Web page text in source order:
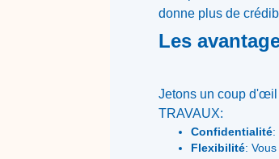
donne plus de
Les
Jetons un coup d'œil
TRAVAUX:
Confidentialité:
Flexibilité: